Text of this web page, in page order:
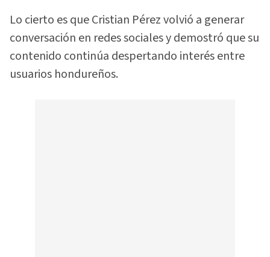
Lo cierto es que Cristian Pérez volvió a generar
conversación en redes sociales y demostró que su
contenido continúa despertando interés entre
usuarios hondureños.